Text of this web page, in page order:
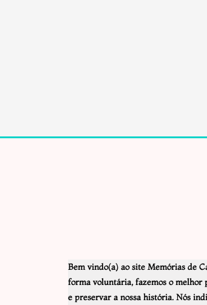
Bem vindo(a) ao site Memórias de
forma voluntária, fazemos o melhor
e preservar a nossa história. Nós